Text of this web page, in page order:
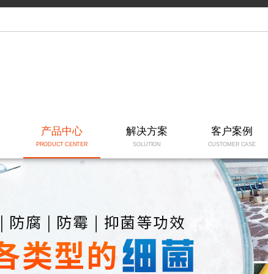
产品中心
PRODUCT CENTER
解决方案
SOLUTION
客户案例
CUSTOMER CASE